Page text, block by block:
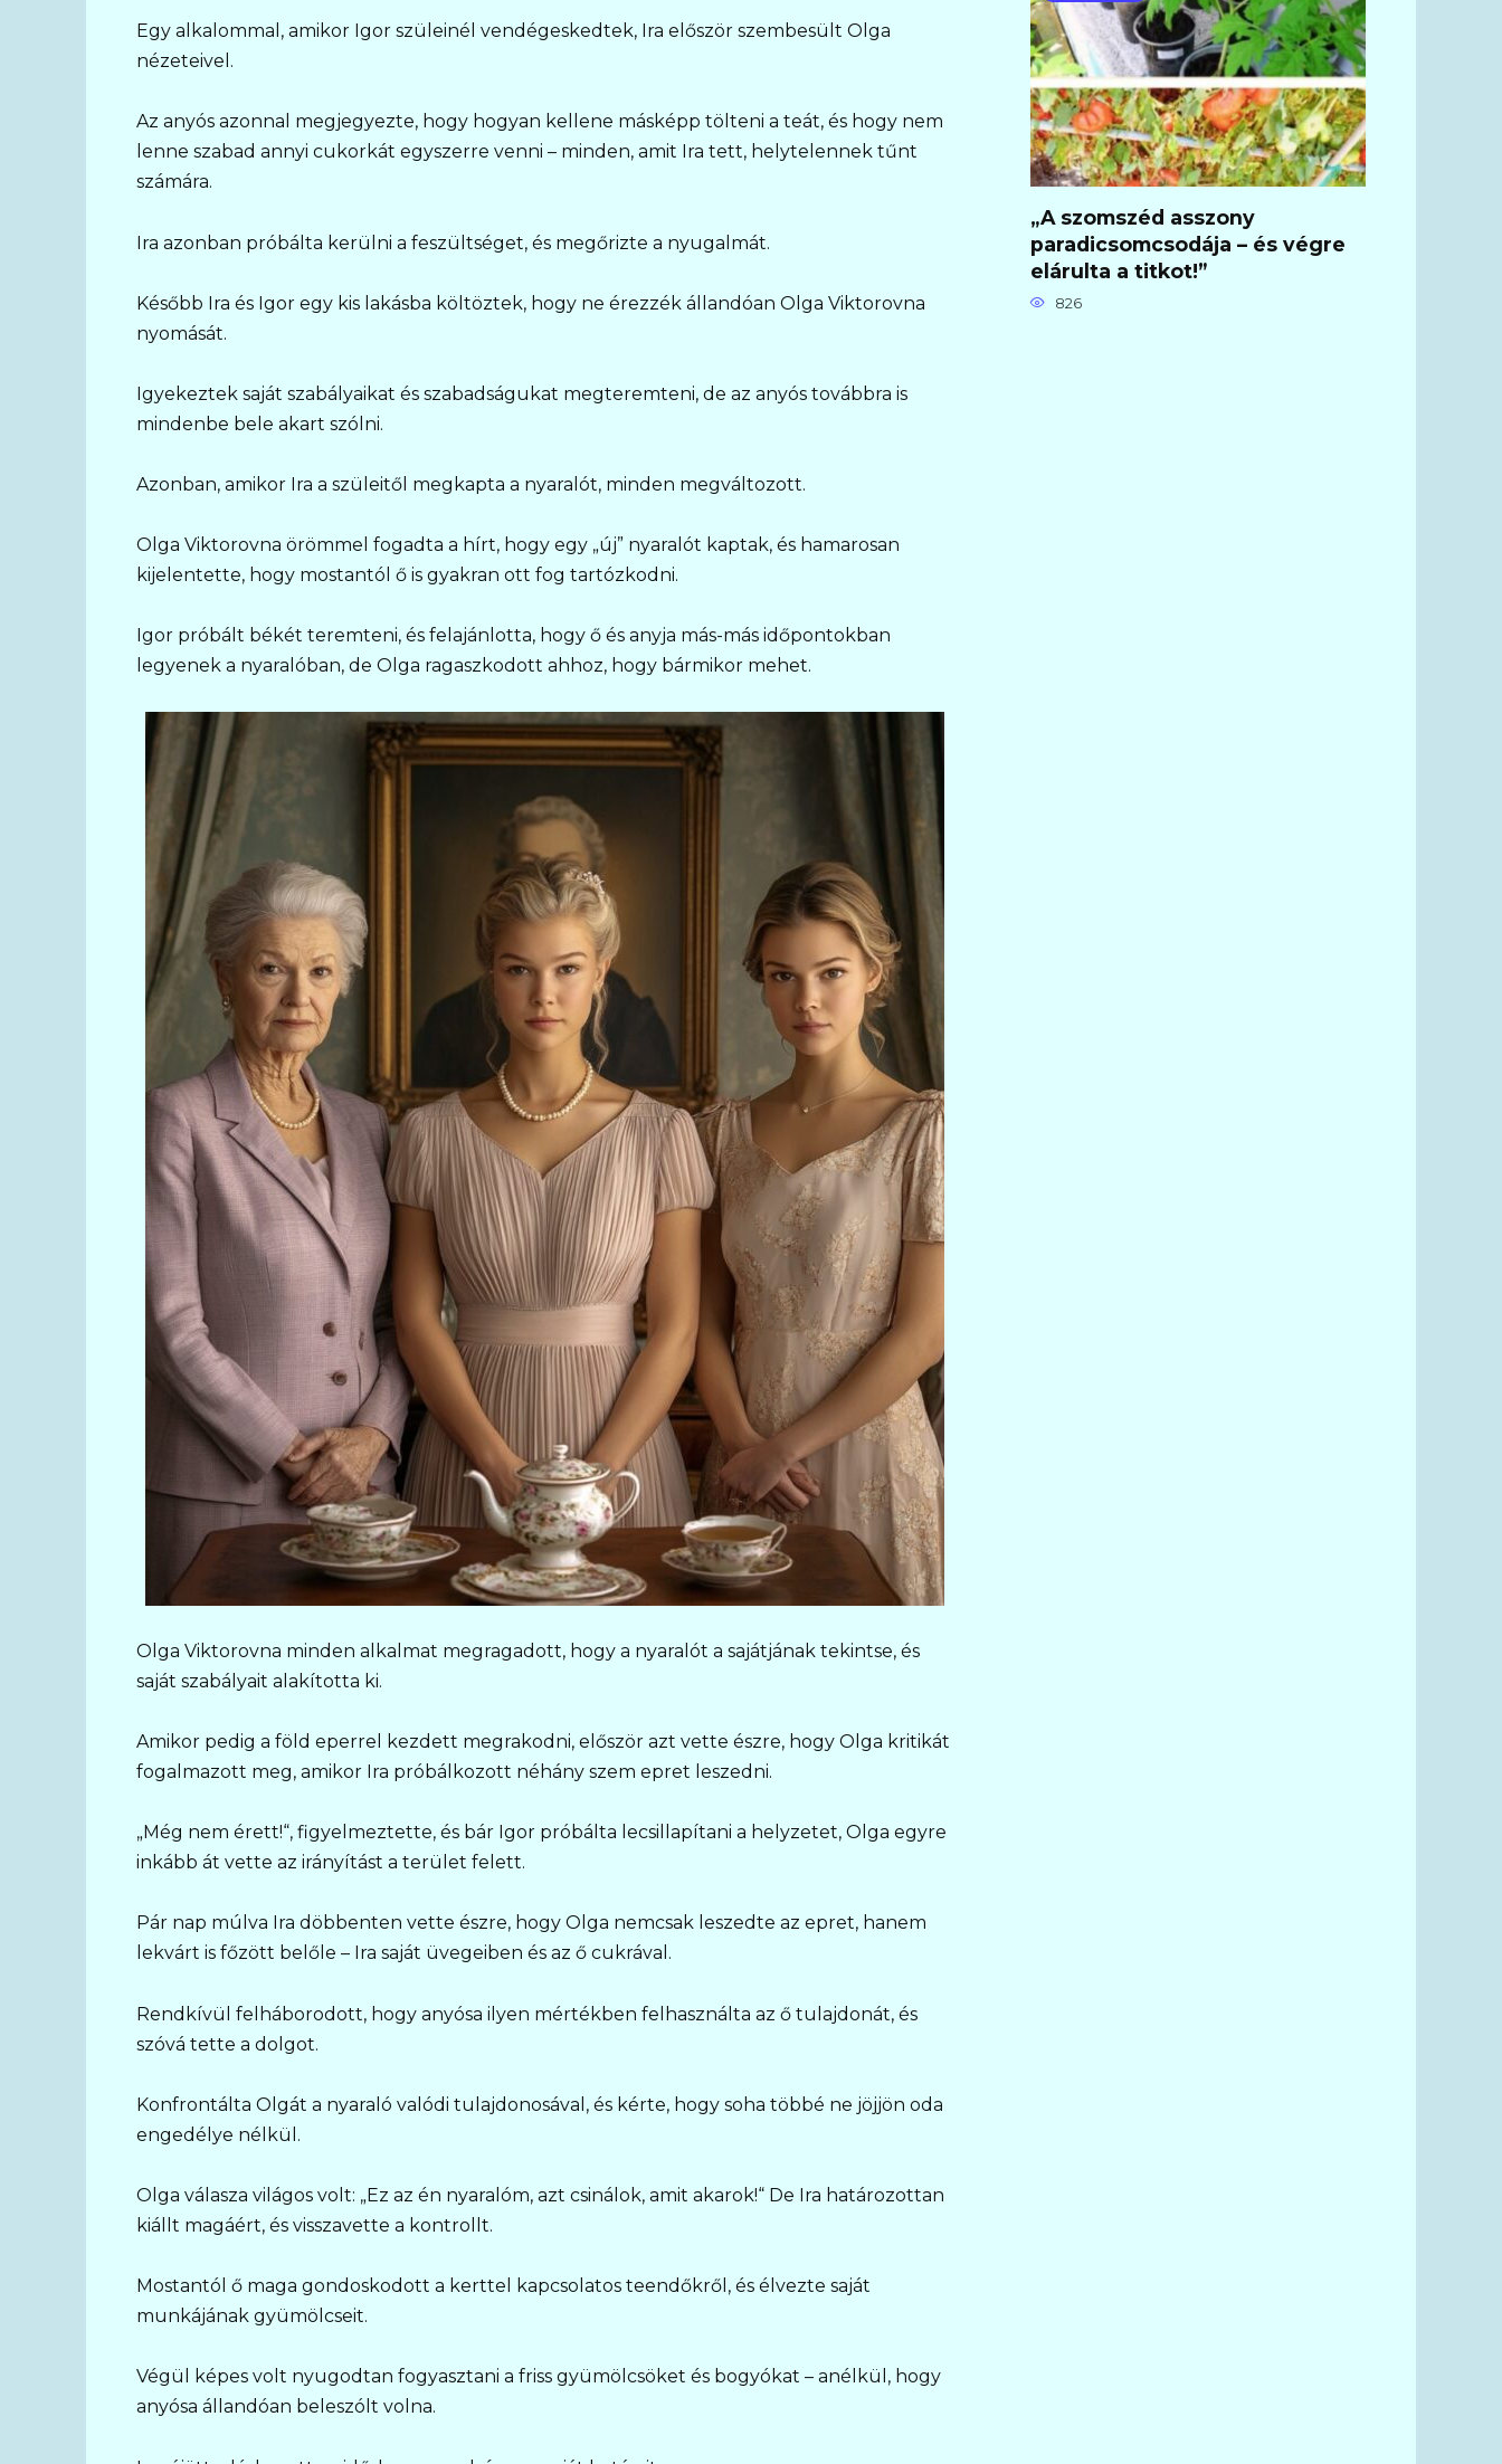
Egy alkalommal, amikor Igor szüleinél vendégeskedtek, Ira először szembesült Olga
nézeteivel.
Az anyós azonnal megjegyezte, hogy hogyan kellene másképp tölteni a teát, és hogy nem
lenne szabad annyi cukorkát egyszerre venni – minden, amit Ira tett, helytelennek tűnt
számára.
Ira azonban próbálta kerülni a feszültséget, és megőrizte a nyugalmát.
Később Ira és Igor egy kis lakásba költöztek, hogy ne érezzék állandóan Olga Viktorovna
nyomását.
Igyekeztek saját szabályaikat és szabadságukat megteremteni, de az anyós továbbra is
mindenbe bele akart szólni.
Azonban, amikor Ira a szüleitől megkapta a nyaralót, minden megváltozott.
Olga Viktorovna örömmel fogadta a hírt, hogy egy „új” nyaralót kaptak, és hamarosan
kijelentette, hogy mostantól ő is gyakran ott fog tartózkodni.
Igor próbált békét teremteni, és felajánlotta, hogy ő és anyja más-más időpontokban
legyenek a nyaralóban, de Olga ragaszkodott ahhoz, hogy bármikor mehet.
Olga Viktorovna minden alkalmat megragadott, hogy a nyaralót a sajátjának tekintse, és
saját szabályait alakította ki.
Amikor pedig a föld eperrel kezdett megrakodni, először azt vette észre, hogy Olga kritikát
fogalmazott meg, amikor Ira próbálkozott néhány szem epret leszedni.
„Még nem érett!“, figyelmeztette, és bár Igor próbálta lecsillapítani a helyzetet, Olga egyre
inkább át vette az irányítást a terület felett.
Pár nap múlva Ira döbbenten vette észre, hogy Olga nemcsak leszedte az epret, hanem
lekvárt is főzött belőle – Ira saját üvegeiben és az ő cukrával.
Rendkívül felháborodott, hogy anyósa ilyen mértékben felhasználta az ő tulajdonát, és
szóvá tette a dolgot.
Konfrontálta Olgát a nyaraló valódi tulajdonosával, és kérte, hogy soha többé ne jöjjön oda
engedélye nélkül.
Olga válasza világos volt: „Ez az én nyaralóm, azt csinálok, amit akarok!“ De Ira határozottan
kiállt magáért, és visszavette a kontrollt.
Mostantól ő maga gondoskodott a kerttel kapcsolatos teendőkről, és élvezte saját
munkájának gyümölcseit.
Végül képes volt nyugodtan fogyasztani a friss gyümölcsöket és bogyókat – anélkül, hogy
anyósa állandóan beleszólt volna.
„A szomszéd asszony
paradicsomcsodája – és végre
elárulta a titkot!”
826